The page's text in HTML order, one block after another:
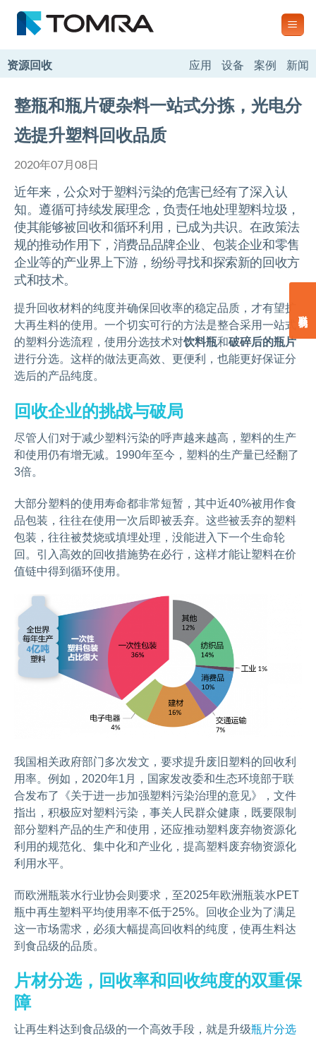
容资源回收 应用 设备 案例 新闻
整瓶和瓶片硬杂料一站式分拣，光电分
选提升塑料回收品质
2020年07月08日
近年来，公众对于塑料污染的危害已经有了深入认
知。遵循可持续发展理念，负责任地处理塑料垃圾，
使其能够被回收和循环利用，已成为共识。在政策法
规的推动作用下，消费品品牌企业、包装企业和零售
企业等的产业界上下游，纷纷寻找和探索新的回收方
式和技术。
提升回收材料的纯度并确保回收率的稳定品质，才有望扩
大再生料的使用。一个切实可行的方法是整合采用一站式
的塑料分选流程，使用分选技术对饮料瓶和破碎后的瓶片
进行分选。这样的做法更高效、更便利，也能更好保证分
选后的产品纯度。
回收企业的挑战与破局
尽管人们对于减少塑料污染的呼声越来越高，塑料的生产
和使用仍有增无减。1990年至今，塑料的生产量已经翻了
3倍。
大部分塑料的使用寿命都非常短暂，其中近40%被用作食
品包装，往往在使用一次后即被丢弃。这些被丢弃的塑料
包装，往往被焚烧或填埋处理，没能进入下一个生命轮
回。引入高效的回收措施势在必行，这样才能让塑料在价
值链中得到循环使用。
我国相关政府部门多次发文，要求提升废旧塑料的回收利
用率。例如，2020年1月，国家发改委和生态环境部于联
合发布了《关于进一步加强塑料污染治理的意见》，文件
指出，积极应对塑料污染，事关人民群众健康，既要限制
部分塑料产品的生产和使用，还应推动塑料废弃物资源化
利用的规范化、集中化和产业化，提高塑料废弃物资源化
利用水平。
而欧洲瓶装水行业协会则要求，至2025年欧洲瓶装水PET
瓶中再生塑料平均使用率不低于25%。回收企业为了满足
这一市场需求，必须大幅提高回收料的纯度，使再生料达
到食品级的品质。
片材分选，回收率和回收纯度的双重保
障
让再生料达到食品级的一个高效手段，就是升级瓶片分选